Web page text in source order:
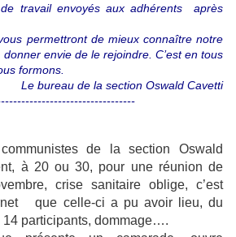
travail envoyés aux adhérents après
permettront de mieux connaître notre
envie de le rejoindre. C’est en tous
formons.
Le bureau de la section Oswald Cavetti
de la section Oswald
à 20 ou 30, pour une réunion de
crise sanitaire oblige, c’est
que celle-ci a pu avoir lieu, du
14 participants, dommage….